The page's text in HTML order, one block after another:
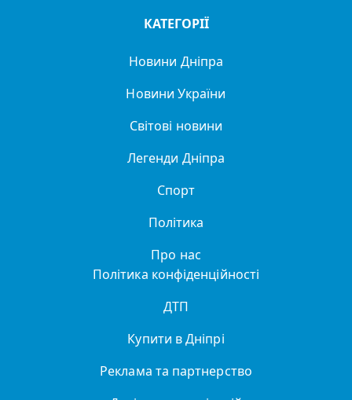
КАТЕГОРІЇ
Новини Дніпра
Новини України
Світові новини
Легенди Дніпра
Спорт
Політика
Про нас
Політика конфіденційності
ДТП
Купити в Дніпрі
Реклама та партнерство